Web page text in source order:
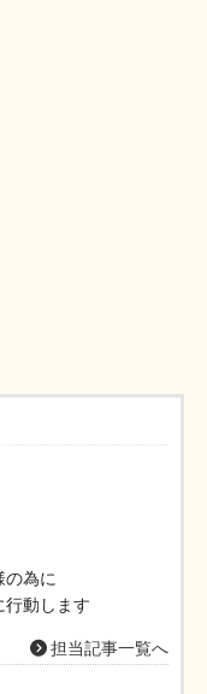
の為に
行動します
担当記事一覧へ